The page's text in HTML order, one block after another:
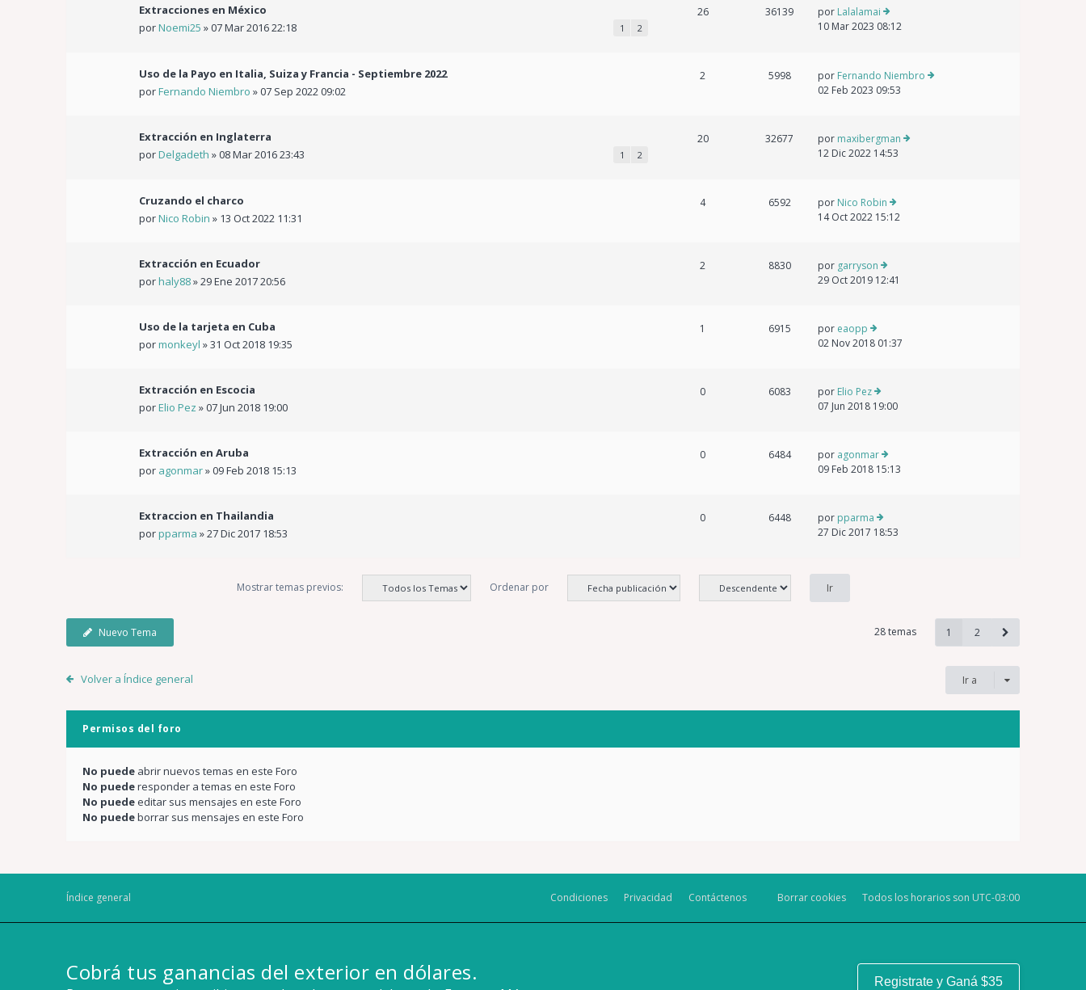
Extracciones en México
porNoemi25 »07 Mar 2016 22:18 1 2
26 36139 por Lalalamai
10 Mar 2023 08:12
Uso de la Payo en Italia, Suiza y Francia - Septiembre 2022
porFernando Niembro »07 Sep 2022 09:02
2 5998 por Fernando Niembro
02 Feb 2023 09:53
Extracción en Inglaterra
porDelgadeth »08 Mar 2016 23:43 1 2
20 32677 por maxibergman
12 Dic 2022 14:53
Cruzando el charco
porNico Robin » 13 Oct 2022 11:31
4 6592 por Nico Robin
14 Oct 2022 15:12
Extracción en Ecuador
porhaly88»29 Ene 2017 20:56
2 8830 por garryson
29 Oct 2019 12:41
Uso de la tarjeta en Cuba
pormonkeyl »31 Oct 2018 19:35
1 6915 por eaopp
02 Nov 2018 01:37
Extracción en Escocia
porElio Pez »07 Jun 2018 19:00
0 6083 por Elio Pez
07 Jun 2018 19:00
Extracción en Aruba
por agonmar»09 Feb 2018 15:13
0 6484 por agonmar
09 Feb 2018 15:13
Extraccion en Thailandia
porpparma »27 Dic 2017 18:53
0 6448 por pparma
27 Dic 2017 18:53
Mostrar temas previos: Ordenar por
Nuevo Tema 28 temas 1 2
Volver a Índice general Ir a
Permisos del foro
No puede abrir nuevos temas en este Foro
No puederesponder a temas en este Foro
No puedeeditar sus mensajes en este Foro
No puedeborrar sus mensajes en este Foro
Índice general Todos los horarios son UTC-03:00
Borrar cookies
Contáctenos
Privacidad
Condiciones
Cobrá tus ganancias del exterior en dólares. Registrate y Ganá $35